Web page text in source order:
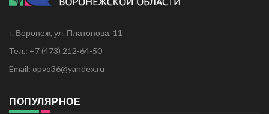
г. Воронеж, ул. Платонова, 11
Тел.: +7 (473) 212-64-50
Email: opvo36@yandex.ru
ПОПУЛЯРНОЕ